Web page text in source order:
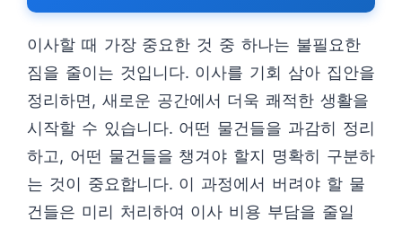
이사할 때 가장 중요한 것 중 하나는 불필요한
짐을 줄이는 것입니다. 이사를 기회 삼아 집안을
정리하면, 새로운 공간에서 더욱 쾌적한 생활을
시작할 수 있습니다. 어떤 물건들을 과감히 정리
하고, 어떤 물건들을 챙겨야 할지 명확히 구분하
는 것이 중요합니다. 이 과정에서 버려야 할 물
건들은 미리 처리하여 이사 비용 부담을 줄일